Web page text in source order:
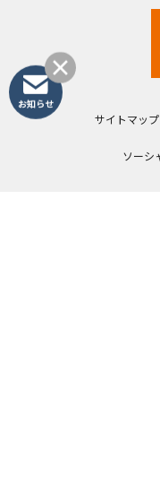
サイトマップ
ソーシ
お知らせ